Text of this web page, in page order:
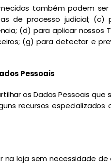
também podem
de processo judicial;
(d) para aplicar
(g) para detectar e
Pessoais
os Dados Pessoais
recursos
na loja sem necessidade